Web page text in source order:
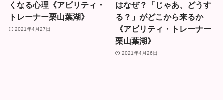
くなる心理《アビリティ・
トレーナー栗山葉湖》
2021年4月27日
はなぜ？「じゃあ、どうす
る？」がどこから来るか
《アビリティ・トレーナー
栗山葉湖》
2021年4月26日